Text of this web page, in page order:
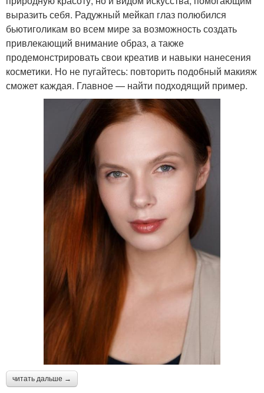
выразить себя. Радужный мейкап глаз полюбился
бьютиголикам во всем мире за возможность создать
привлекающий внимание образ, а также
продемонстрировать свои креатив и навыки нанесения
косметики. Но не пугайтесь: повторить подобный макияж
сможет каждая. Главное — найти подходящий пример.
читать дальше →